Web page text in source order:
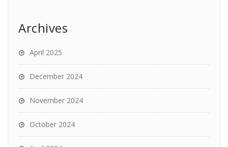
Archives
April 2025
December 2024
November 2024
October 2024